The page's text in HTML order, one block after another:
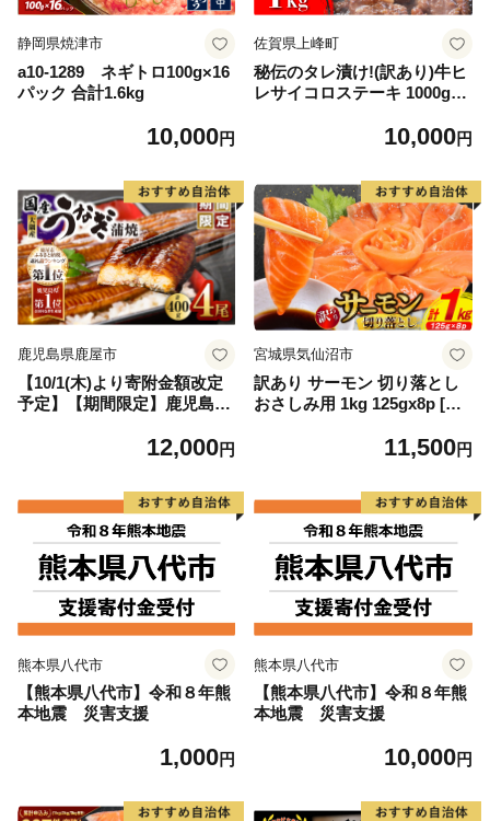
静岡県焼津市
a10-1289 ネギトロ100g×16
パック 合計1.6kg
10,000円
佐賀県上峰町
秘伝のタレ漬け!(訳あり)牛ヒ
レサイコロステーキ 1000g
10,000円
鹿児島県鹿屋市
【10/1(木)より寄附金額改定
予定】【期間限定】鹿児島県
12,000円
宮城県気仙沼市
訳あり サーモン 切り落とし
おさしみ用 1kg 125gx8p [足
4313] 魚 魚介類 鮭 お刺し身
介
11,500円
熊本県八代市
【熊本県八代市】令和８年熊
本地震 災害支援
1,000円
熊本県八代市
【熊本県八代市】令和８年熊
本地震 災害支援
10,000円